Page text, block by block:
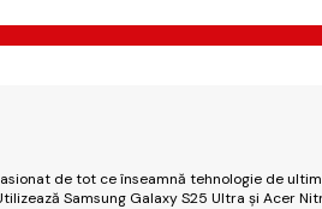
de tot ce înseamnă tehnologie de
Samsung Galaxy S25 Ultra și Acer